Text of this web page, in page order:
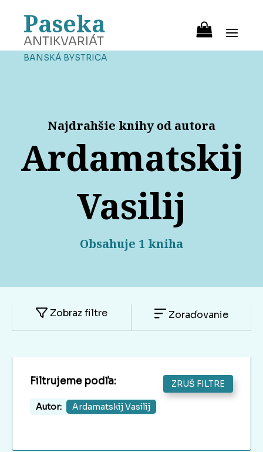
Paseka
ANTIKVARIÁT
BANSKÁ BYSTRICA
Najdrahšie knihy od autora
Ardamatskij
Vasilij
Obsahuje 1 kniha
Zobraz filtre Zoraďovanie
Filtrujeme podľa: ZRUŠ FILTRE
Autor: Ardamatskij Vasilij